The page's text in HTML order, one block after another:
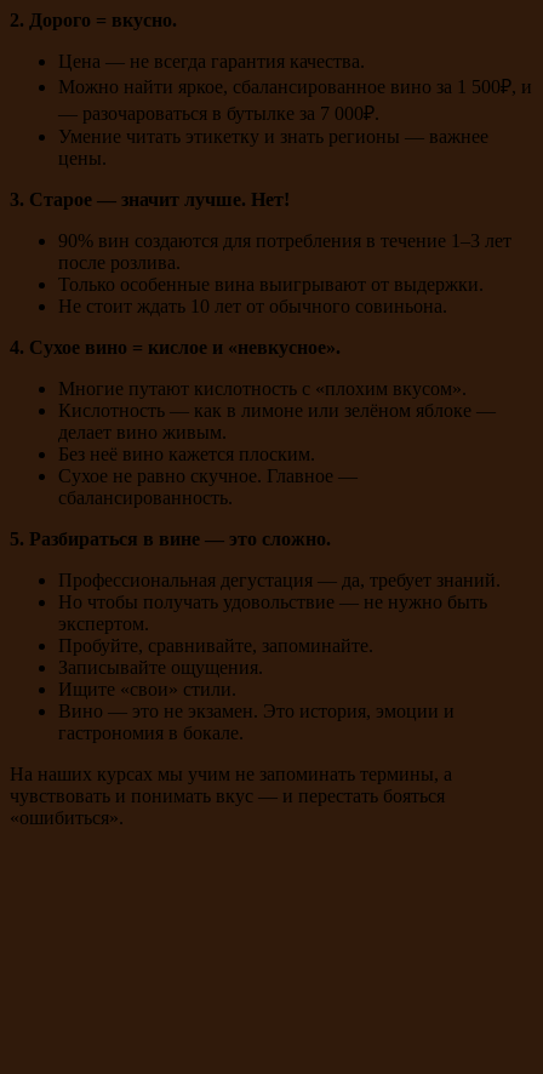
2. Дорого = вкусно.
Цена — не всегда гарантия качества.
Можно найти яркое, сбалансированное вино за 1 500₽, и
— разочароваться в бутылке за 7 000₽.
Умение читать этикетку и знать регионы — важнее
цены.
3. Старое — значит лучше. Нет!
90% вин создаются для потребления в течение 1–3 лет
после розлива.
Только особенные вина выигрывают от выдержки.
Не стоит ждать 10 лет от обычного совиньона.
4. Сухое вино = кислое и «невкусное».
Многие путают кислотность с «плохим вкусом».
Кислотность — как в лимоне или зелёном яблоке —
делает вино живым.
Без неё вино кажется плоским.
Сухое не равно скучное. Главное —
сбалансированность.
5. Разбираться в вине — это сложно.
Профессиональная дегустация — да, требует знаний.
Но чтобы получать удовольствие — не нужно быть
экспертом.
Пробуйте, сравнивайте, запоминайте.
Записывайте ощущения.
Ищите «свои» стили.
Вино — это не экзамен. Это история, эмоции и
гастрономия в бокале.
На наших курсах мы учим не запоминать термины, а
чувствовать и понимать вкус — и перестать бояться
«ошибиться».